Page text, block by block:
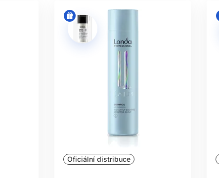
PRVNÍ KROK RUTINY
v dlaních. Naneste ho zejména na pokožku hlavy a
není třeba je drhnout mezi dlaněmi. Druhé mytí je vhodné
je stejně důležité jako výběr produktu. V kategorii je
takže formát lze přizpůsobit frekvenci používání.
NA VLASY A ROZČESÁVÁNÍ
naneste do středních délek a konečků. Příliš mokré
uvedenou na obalu, poté důkladně opláchněte.
se omezí mechanické namáhání. Jemným vlasům často
pokrytí. Ke kořínkům ho nanášejte pouze tehdy,
pokožky umožňují.Oficiální distribuce